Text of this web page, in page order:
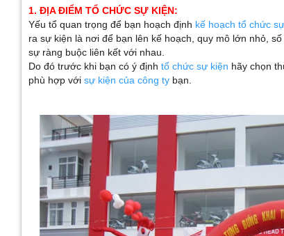
1. ĐỊA ĐIỂM TỔ CHỨC SỰ KIỆN:
Yếu tổ quan trọng để bạn hoạch định kế hoạch tổ chức
ra sự kiện là nơi để bạn lên kế hoạch, quy mô lớn nhỏ,
sự ràng buộc liên kết với nhau.
Do đó trước khi bạn có ý định tổ chức sự kiện hãy chọn
phù hợp với sự kiện của công ty bạn.